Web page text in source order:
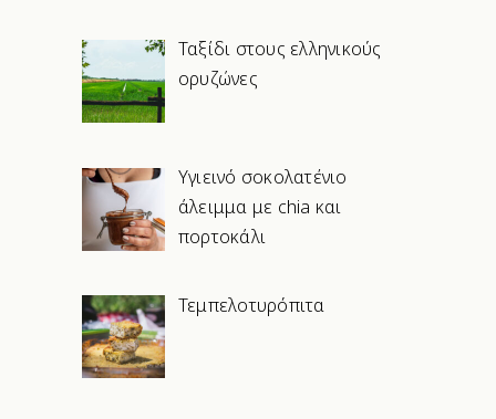
Ταξίδι στους ελληνικούς
ορυζώνες
Υγιεινό σοκολατένιο
άλειμμα με chia και
πορτοκάλι
Τεμπελοτυρόπιτα